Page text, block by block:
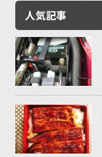
人気記事